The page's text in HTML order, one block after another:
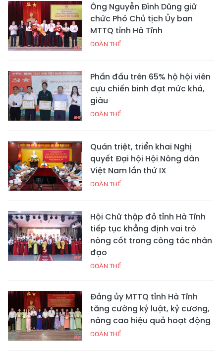
Ông Nguyễn Đình Dũng giữ
chức Phó Chủ tịch Ủy ban
MTTQ tỉnh Hà Tĩnh
ĐOÀN THỂ
Phấn đấu trên 65% hộ hội viên
cựu chiến binh đạt mức khá,
giàu
ĐOÀN THỂ
Quán triệt, triển khai Nghị
quyết Đại hội Hội Nông dân
Việt Nam lần thứ IX
ĐOÀN THỂ
Hội Chữ thập đỏ tỉnh Hà Tĩnh
tiếp tục khẳng định vai trò
nòng cốt trong công tác nhân
đạo
ĐOÀN THỂ
Đảng ủy MTTQ tỉnh Hà Tĩnh
tăng cường kỷ luật, kỷ cương,
nâng cao hiệu quả hoạt động
ĐOÀN THỂ